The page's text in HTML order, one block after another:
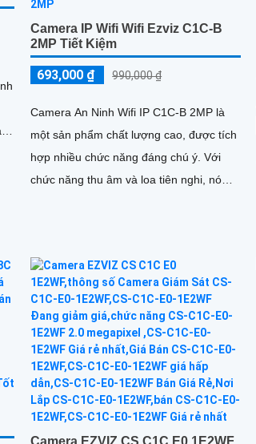
Camera IP Wifi Wifi Ezviz C1C-B
2MP Tiết Kiệm
693,000 ₫ 990,000 ₫
Camera An Ninh Wifi IP C1C-B 2MP là
một sản phẩm chất lượng cao, được tích
hợp nhiều chức năng đáng chú ý. Với
chức năng thu âm và loa tiên nghi, nó
Camera EZVIZ CS C1C E0 1E2WF